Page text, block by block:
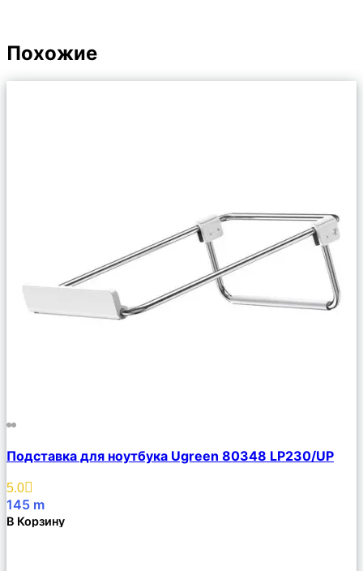
Похожие
Описание
Избранное
Подставка для ноутбука Ugreen 80348 LP230/UP
5.0
145 m
В Корзину